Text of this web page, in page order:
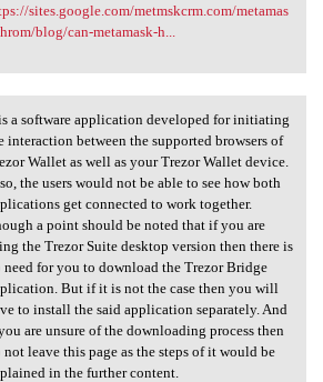
sites.google.com/metmskcrm.com/metamas
blog/can-metamask-h...
a software application
a software application developed for initiating
interaction between the supported browsers of
Wallet as well as your Trezor Wallet device.
the users would not be able to see how both
get connected to work together.
a point should be noted that if you are
the Trezor Suite desktop version then there is
need for you to download the Trezor Bridge
But if it is not the case then you will
to install the said application separately. And
are unsure of the downloading process then
not leave this page as the steps of it would be
in the further content.